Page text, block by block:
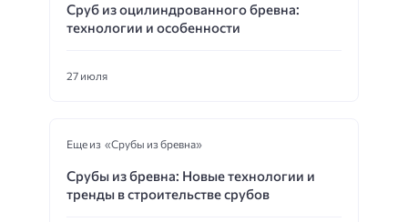
Сруб из оцилиндрованного бревна:
технологии и особенности
27 июля
Еще из «Срубы из бревна»
Срубы из бревна: Новые технологии и
тренды в строительстве срубов